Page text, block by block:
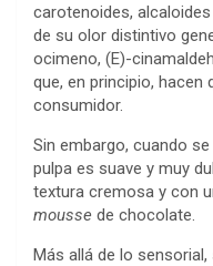
carotenoides,
de su olor distintivo
ocimeno, (E)-
que, en principio,
consumidor.
Sin embargo, cuando
pulpa es suave y muy
textura cremosa y con
mousse de chocolate.
Más allá de lo